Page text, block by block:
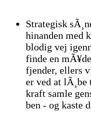
Strategisk
hinanden med
blodig vej
finde en
fjender, ellers
er ved at
kraft samle
ben - og kaste